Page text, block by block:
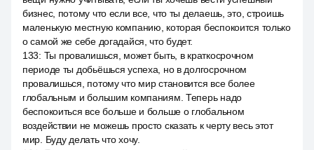
бизнес, потому что если все, что ты делаешь, это, строишь
маленькую местную компанию, которая беспокоится только
о самой же себе догадайся, что будет.
133: Ты провалишься, может быть, в краткосрочном
периоде ты добьёшься успеха, но в долгосрочном
провалишься, потому что мир становится все более
глобальным и большим компаниям. Теперь надо
беспокоиться все больше и больше о глобальном
воздействии не можешь просто сказать к черту весь этот
мир. Буду делать что хочу.